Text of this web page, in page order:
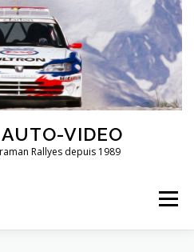
VIDEO
Rallyes depuis 1989
Menu